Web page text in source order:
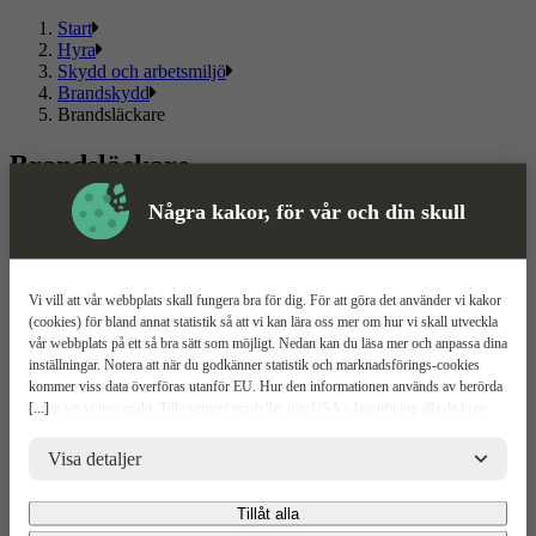
Några kakor, för vår och din skull
[...]
Vi vill att vår webbplats skall fungera bra för dig. För att göra det använder vi kakor
(cookies) för bland annat statistik så att vi kan lära oss mer om hur vi skall utveckla
vår webbplats på ett så bra sätt som möjligt. Nedan kan du läsa mer och anpassa dina
inställningar. Notera att när du godkänner statistik och marknadsförings-cookies
kommer viss data överföras utanför EU. Hur den informationen används av berörda
bolag vet vi inte exakt. Till exempel uppfyller inte USA:s lagstiftning alla de krav
risker för dina personuppgifter. De berörda bolagen måste lämna över uppgifter till
brottsbekämpande myndigheter i USA om de får en sådan begäran. Det kan dock
gällande eventuella personuppgifter som de brottsbekämpande myndigheterna har
Visa detaljer
Tillåt alla
Start
Hyra
Skydd och arbetsmiljö
Brandskydd
Brandsläckare
Brandsläckare
Läs mer Läs mindre
Om ToolPal
Om oss
5 enkla steg
Bli kund
Våra depåer
Boka demo